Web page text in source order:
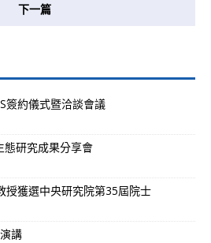
下一篇
簽約儀式暨洽談會議
研究成果分享會
授獲選中央研究院第35屆院士
講